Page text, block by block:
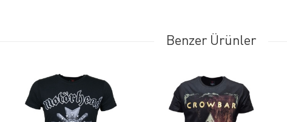
Benzer Ürünler